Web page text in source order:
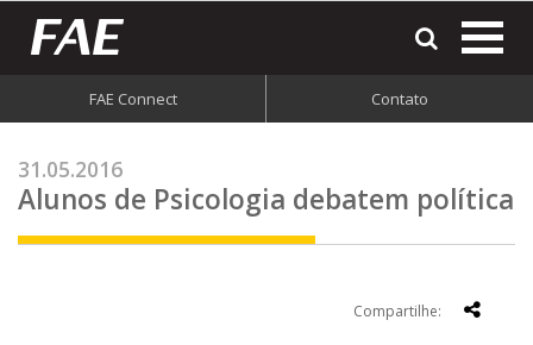
FAE Connect Contato
31.05.2016
Alunos de Psicologia debatem política
Compartilhe: